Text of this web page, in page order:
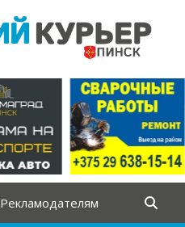
Рекламодателям